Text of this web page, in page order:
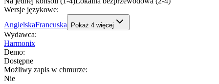
Wersje językowe:
AngielskaFrancuska Pokaż 4 więcej
Wydawca:
Harmonix
Demo:
Dostępne
Możliwy zapis w chmurze:
Nie